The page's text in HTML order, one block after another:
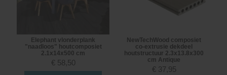
Elephant vlonderplank
"naadloos" houtcomposiet
2.1x14x500 cm
€ 58,50
NewTechWood composiet
co-extrusie dekdeel
houtstructuur 2.3x13.8x300
cm Antique
€ 37,95